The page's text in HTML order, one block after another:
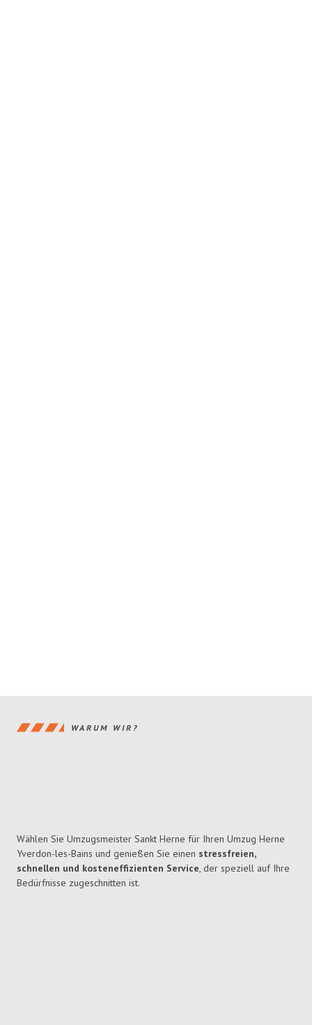
WARUM WIR?
Wählen Sie Umzugsmeister Sankt Herne für Ihren Umzug Herne
Yverdon-les-Bains und genießen Sie einen stressfreien,
schnellen und kosteneffizienten Service, der speziell auf Ihre
Bedürfnisse zugeschnitten ist.